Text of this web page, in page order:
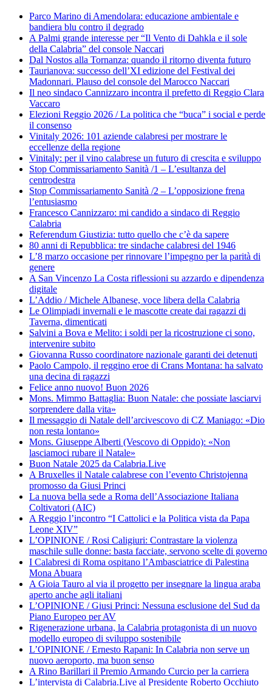
Parco Marino di Amendolara: educazione ambientale e
bandiera blu contro il degrado
A Palmi grande interesse per “Il Vento di Dahkla e il sole
della Calabria” del console Naccari
Dal Nostos alla Tornanza: quando il ritorno diventa futuro
Taurianova: successo dell’XI edizione del Festival dei
Madonnari. Plauso del console del Marocco Naccari
Il neo sindaco Cannizzaro incontra il prefetto di Reggio Clara
Vaccaro
Elezioni Reggio 2026 / La politica che “buca” i social e perde
il consenso
Vinitaly 2026: 101 aziende calabresi per mostrare le
eccellenze della regione
Vinitaly: per il vino calabrese un futuro di crescita e sviluppo
Stop Commissariamento Sanità /1 – L’esultanza del
centrodestra
Stop Commissariamento Sanità /2 – L’opposizione frena
l’entusiasmo
Francesco Cannizzaro: mi candido a sindaco di Reggio
Calabria
Referendum Giustizia: tutto quello che c’è da sapere
80 anni di Repubblica: tre sindache calabresi del 1946
L’8 marzo occasione per rinnovare l’impegno per la parità di
genere
A San Vincenzo La Costa riflessioni su azzardo e dipendenza
digitale
L’Addio / Michele Albanese, voce libera della Calabria
Le Olimpiadi invernali e le mascotte create dai ragazzi di
Taverna, dimenticati
Salvini a Bova e Melito: i soldi per la ricostruzione ci sono,
intervenire subito
Giovanna Russo coordinatore nazionale garanti dei detenuti
Paolo Campolo, il reggino eroe di Crans Montana: ha salvato
una decina di ragazzi
Felice anno nuovo! Buon 2026
Mons. Mimmo Battaglia: Buon Natale: che possiate lasciarvi
sorprendere dalla vita»
Il messaggio di Natale dell’arcivescovo di CZ Maniago: «Dio
non resta lontano»
Mons. Giuseppe Alberti (Vescovo di Oppido): «Non
lasciamoci rubare il Natale»
Buon Natale 2025 da Calabria.Live
A Bruxelles il Natale calabrese con l’evento Christojenna
promosso da Giusi Princi
La nuova bella sede a Roma dell’Associazione Italiana
Coltivatori (AIC)
A Reggio l’incontro “I Cattolici e la Politica vista da Papa
Leone XIV”
L’OPINIONE / Rosi Caligiuri: Contrastare la violenza
maschile sulle donne: basta facciate, servono scelte di governo
I Calabresi di Roma ospitano l’Ambasciatrice di Palestina
Mona Abuara
A Gioia Tauro al via il progetto per insegnare la lingua araba
aperto anche agli italiani
L’OPINIONE / Giusi Princi: Nessuna esclusione del Sud da
Piano Europeo per AV
Rigenerazione urbana, la Calabria protagonista di un nuovo
modello europeo di sviluppo sostenibile
L’OPINIONE / Ernesto Rapani: In Calabria non serve un
nuovo aeroporto, ma buon senso
A Rino Barillari il Premio Armando Curcio per la carriera
L’intervista di Calabria.Live al Presidente Roberto Occhiuto